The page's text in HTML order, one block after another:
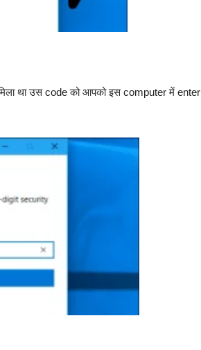
था उस code को आपको इस computer में enter